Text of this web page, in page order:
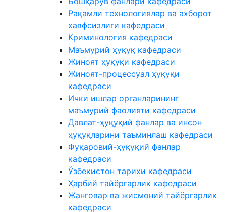
Рақамли технологиялар ва ахборот
хавфсизлиги кафедраси
Криминология кафедраси
Маъмурий ҳуқуқ кафедраси
Жиноят ҳуқуқи кафедраси
Жиноят-процессуал ҳуқуқи
кафедраси
Ички ишлар органларининг
маъмурий фаолияти кафедраси
Давлат-ҳуқуқий фанлар ва инсон
ҳуқуқларини таъминлаш кафедраси
Фуқаровий-ҳуқуқий фанлар
кафедраси
Ўзбекистон тарихи кафедраси
Ҳарбий тайёргарлик кафедраси
Жанговар ва жисмоний тайёргарлик
кафедраси